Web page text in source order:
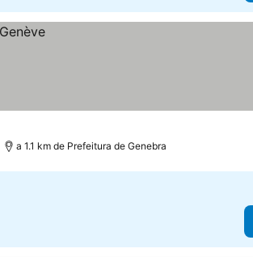
a 1.1 km de Prefeitura de Genebra